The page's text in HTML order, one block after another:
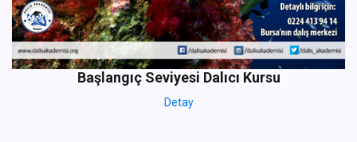
Başlangıç Seviyesi Dalıcı Kursu
Detay